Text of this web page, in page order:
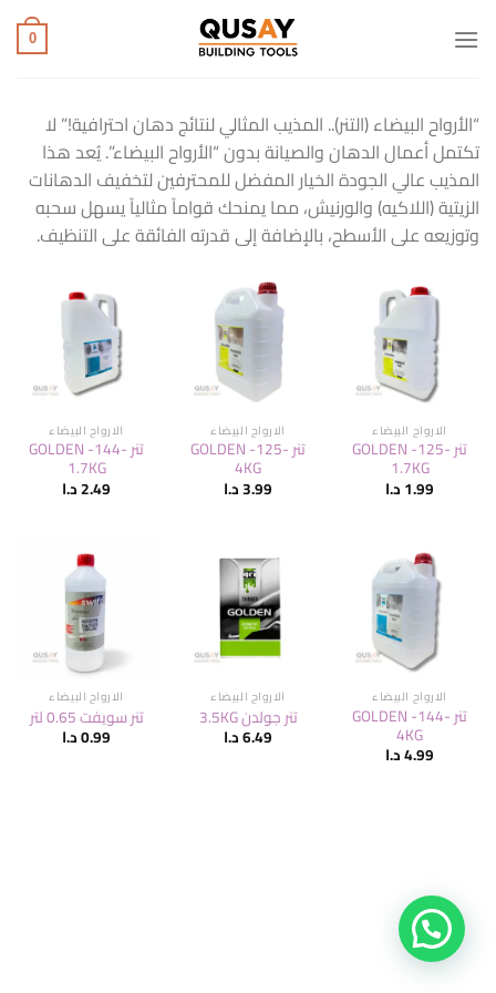
للمحتوى
0
“الأرواح البيضاء (التنر).. المذيب المثالي لنتائج دهان احترافية!” لا
تكتمل أعمال الدهان والصيانة بدون “الأرواح البيضاء”. يُعد هذا
المذيب عالي الجودة الخيار المفضل للمحترفين لتخفيف الدهانات
الزيتية (اللاكيه) والورنيش، مما يمنحك قواماً مثالياً يسهل سحبه
وتوزيعه على الأسطح، بالإضافة إلى قدرته الفائقة على التنظيف.
الارواح البيضاء
تنر -125- GOLDEN
1.7KG
1.99د.ا
الارواح البيضاء
تنر -125- GOLDEN
4KG
3.99د.ا
الارواح البيضاء
تنر -144- GOLDEN
1.7KG
2.49د.ا
الارواح البيضاء
تنر -144- GOLDEN
4KG
4.99د.ا
الارواح البيضاء
تنر جولدن 3.5KG
6.49د.ا
الارواح البيضاء
تنر سويفت 0.65 لتر
0.99د.ا